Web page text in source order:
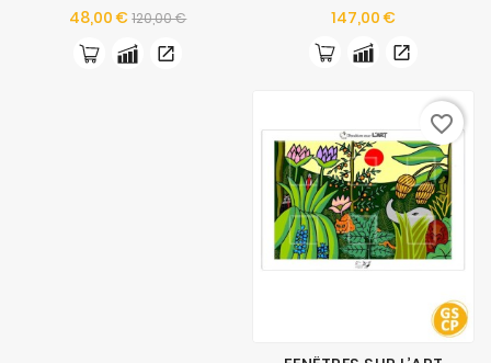
48,00 €Prix
base
120,00 €Prix
147,00 €Prix
favorite_border